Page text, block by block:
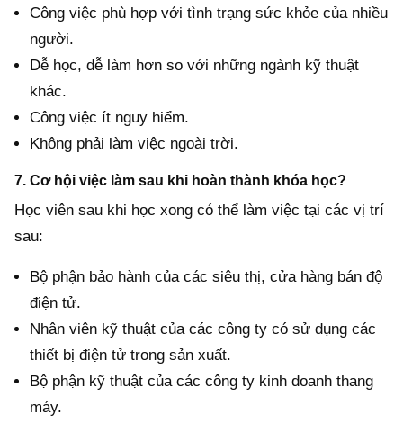
Công việc phù hợp với tình trạng sức khỏe của nhiều
người.
Dễ học, dễ làm hơn so với những ngành kỹ thuật
khác.
Công việc ít nguy hiểm.
Không phải làm việc ngoài trời.
7. Cơ hội việc làm sau khi hoàn thành khóa học?
Học viên sau khi học xong có thể làm việc tại các vị trí
sau:
Bộ phận bảo hành của các siêu thị, cửa hàng bán độ
điện tử.
Nhân viên kỹ thuật của các công ty có sử dụng các
thiết bị điện tử trong sản xuất.
Bộ phận kỹ thuật của các công ty kinh doanh thang
máy.